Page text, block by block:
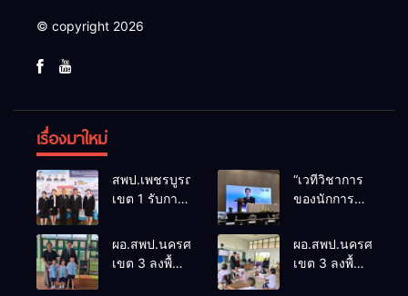
© copyright 2026
เรื่องมาใหม่
สพป.เพชรบูรณ์
เขต 1 รับการ
ประเมินผล
เชิงประจักษ์
“เวทีวิชาการ
ของนักการ
ThaiCER
ผอ.สพป.นครศรีธรรมราช
เขต 3 ลงพื้นที่
ผอ.สพป.นครศรีธรร
เขต 3 ลงพื้นที่